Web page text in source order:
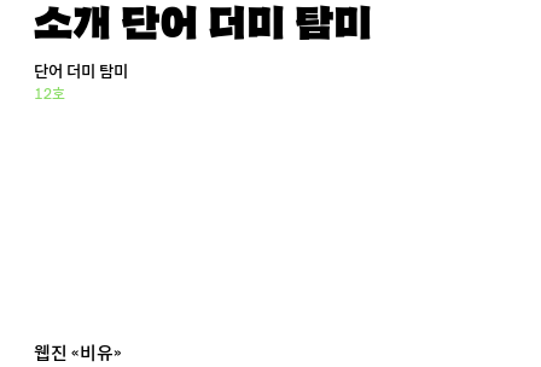
소개 단어 더미 탐미
단어 더미 탐미
12호
웹진 «비유»